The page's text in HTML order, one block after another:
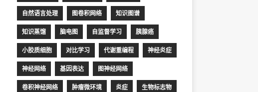
自然语言处理 图卷积网络 知识图谱
知识蒸馏 脑电图 自监督学习 胰腺癌
小胶质细胞 对比学习 代谢重编程 神经炎症
神经网络 基因表达 图神经网络
卷积神经网络 肿瘤微环境 炎症 生物标志物